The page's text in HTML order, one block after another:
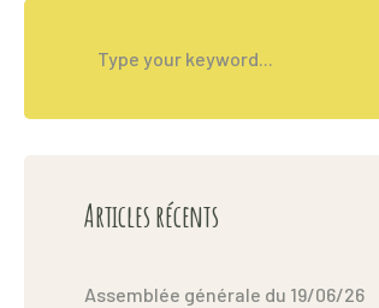
Articles récents
Assemblée générale du 19/06/26